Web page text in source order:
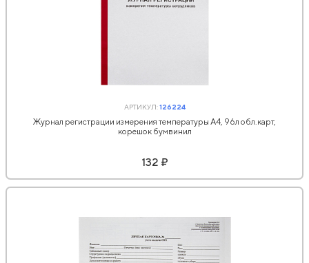
АРТИКУЛ:126224
Журнал регистрации измерения температуры А4, 96л обл.карт,
корешок бумвинил
132 ₽